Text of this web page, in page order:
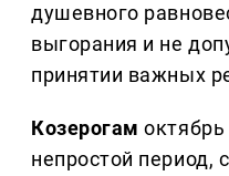
душевного
выгорания и не
принятии важных
Козерогам
непростой период,